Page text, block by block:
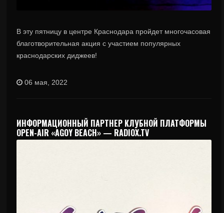
В эту пятницу в центре Краснодара пройдет многочасовая
благотворительная акция с участием популярных
краснодарских диджеев!
06 мая, 2022
ИНФОРМАЦИОННЫЙ ПАРТНЕР КЛУБНОЙ ПЛАТФОРМЫ
OPEN-AIR «AGOY BEACH» — RADIOX.TV